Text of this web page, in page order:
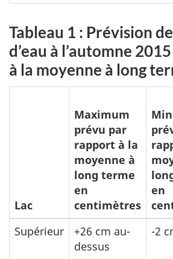
Tableau 1 : Prévision
d’eau à l’automne
à la moyenne à long
Lac
Maximum
prévu par
rapport à la
moyenne à
long terme
en
centimètres
en
Supérieur
+26 cm au-
dessus
-2